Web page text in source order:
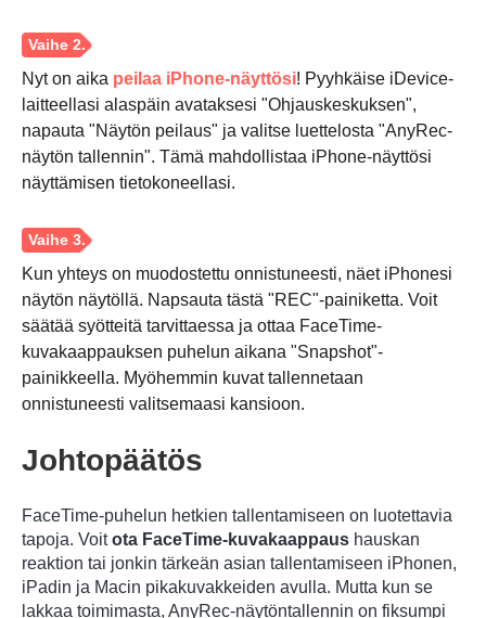
Vaihe 3.
Vaihe 4.
Nyt on aika peilaa iPhone-näyttösi! Pyyhkäise iDevice-
laitteellasi alaspäin avataksesi "Ohjauskeskuksen",
napauta "Näytön peilaus" ja valitse luettelosta "AnyRec-
näytön tallennin". Tämä mahdollistaa iPhone-näyttösi
näyttämisen tietokoneellasi.
Kun yhteys on muodostettu onnistuneesti, näet iPhonesi
näytön näytöllä. Napsauta tästä "REC"-painiketta. Voit
säätää syötteitä tarvittaessa ja ottaa FaceTime-
kuvakaappauksen puhelun aikana "Snapshot"-
painikkeella. Myöhemmin kuvat tallennetaan
onnistuneesti valitsemaasi kansioon.
Johtopäätös
FaceTime-puhelun hetkien tallentamiseen on luotettavia
tapoja. Voitota FaceTime-kuvakaappaus hauskan
reaktion tai jonkin tärkeän asian tallentamiseen iPhonen,
iPadin ja Macin pikakuvakkeiden avulla. Mutta kun se
lakkaa toimimasta, AnyRec-näytöntallennin on fiksumpi